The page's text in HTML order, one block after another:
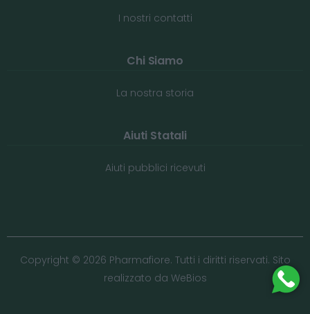
I nostri contatti
Chi Siamo
La nostra storia
Aiuti Statali
Aiuti pubblici ricevuti
Copyright © 2026 Pharmafiore. Tutti i diritti riservati. Sito
realizzato da WeBios